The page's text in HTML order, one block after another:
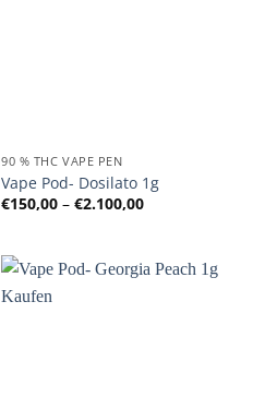
90 % THC VAPE PEN
Vape Pod- Dosilato 1g
€150,00 –€2.100,00Preisspanne: